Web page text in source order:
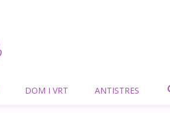
DOM I VRT ANTISTRES